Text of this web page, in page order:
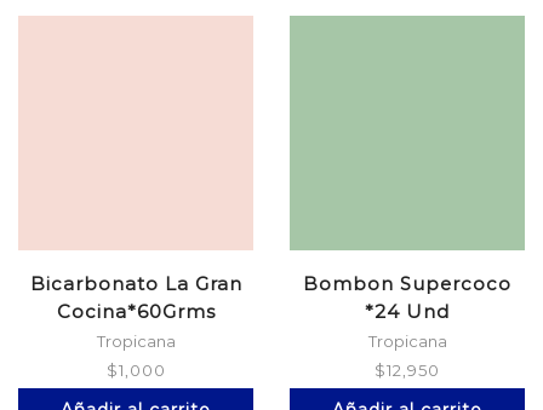
Bicarbonato La Gran
Cocina*60Grms
Tropicana
$1,000
Bombon Supercoco
*24 Und
Tropicana
$12,950